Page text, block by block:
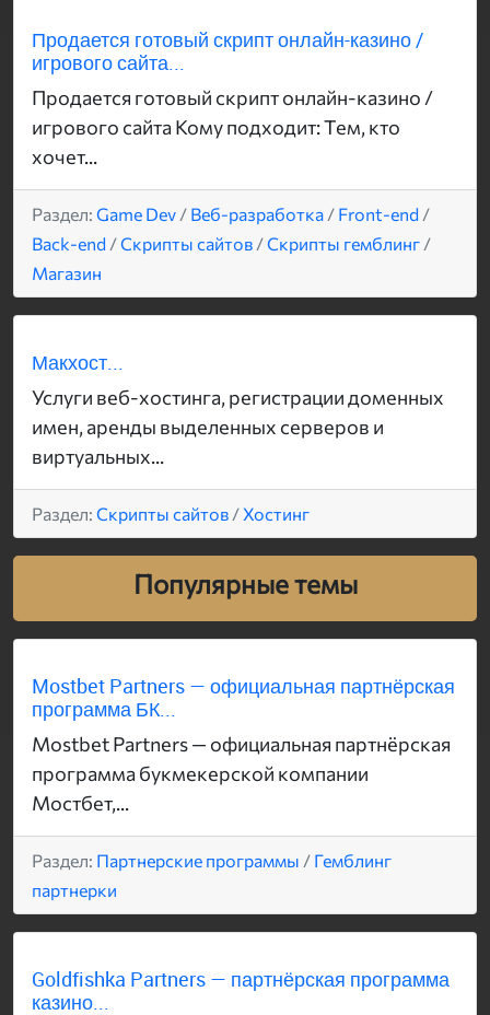
Продается готовый скрипт онлайн-казино /
игрового сайта...
Продается готовый скрипт онлайн-казино /
игрового сайта Кому подходит: Тем, кто
хочет...
Раздел: Game Dev / Веб-разработка / Front-end /
Back-end /Скрипты сайтов /Скрипты гемблинг /
Магазин
Макхост...
Услуги веб-хостинга, регистрации доменных
имен, аренды выделенных серверов и
виртуальных...
Раздел: Скрипты сайтов /Хостинг
Популярные темы
Mostbet Partners — официальная партнёрская
программа БК...
Mostbet Partners — официальная партнёрская
программа букмекерской компании
Мостбет,...
Раздел: Партнерские программы / Гемблинг
партнерки
Goldfishka Partners — партнёрская программа
казино...